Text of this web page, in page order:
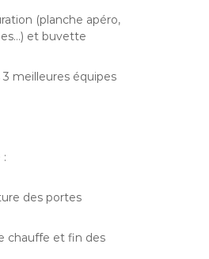
(planche apéro,
et buvette
meilleures équipes
des portes
chauffe et fin des